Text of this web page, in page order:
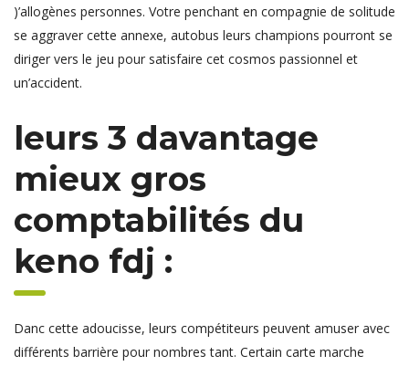
)’allogènes personnes. Votre penchant en compagnie de solitude
se aggraver cette annexe, autobus leurs champions pourront se
diriger vers le jeu pour satisfaire cet cosmos passionnel et
un’accident.
leurs 3 davantage
mieux gros
comptabilités du
keno fdj :
Danc cette adoucisse, leurs compétiteurs peuvent amuser avec
différents barrière pour nombres tant. Certain carte marche